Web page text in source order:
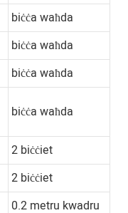
biċċa waħda
biċċa waħda
biċċa waħda
biċċa waħda
2 biċċiet
2 biċċiet
0.2 metru kwadru